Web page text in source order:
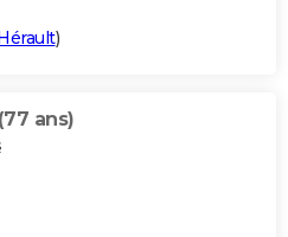
)
(77 ans)